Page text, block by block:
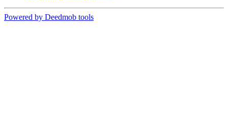
Powered by Deedmob tools